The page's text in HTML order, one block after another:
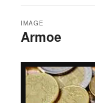
Armoe
IMAGE